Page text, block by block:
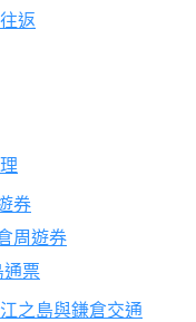
返
券
周遊券
通票
之島與鎌倉交通